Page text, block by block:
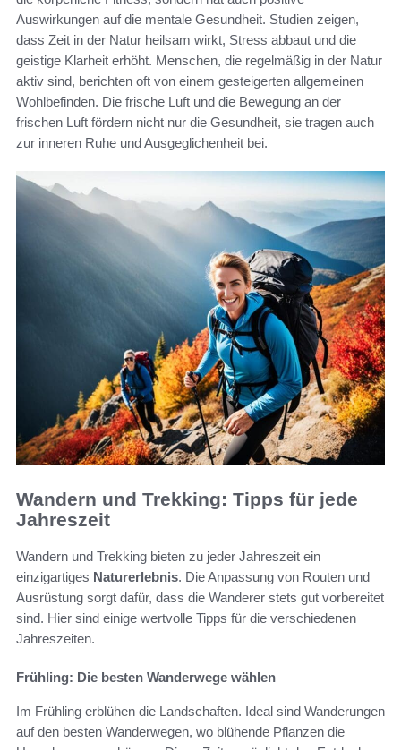
Auswirkungen auf die mentale Gesundheit. Studien zeigen,
dass Zeit in der Natur heilsam wirkt, Stress abbaut und die
geistige Klarheit erhöht. Menschen, die regelmäßig in der Natur
aktiv sind, berichten oft von einem gesteigerten allgemeinen
Wohlbefinden. Die frische Luft und die Bewegung an der
frischen Luft fördern nicht nur die Gesundheit, sie tragen auch
zur inneren Ruhe und Ausgeglichenheit bei.
Wandern und Trekking: Tipps für jede
Jahreszeit
Wandern und Trekking bieten zu jeder Jahreszeit ein
einzigartiges Naturerlebnis. Die Anpassung von Routen und
Ausrüstung sorgt dafür, dass die Wanderer stets gut vorbereitet
sind. Hier sind einige wertvolle Tipps für die verschiedenen
Jahreszeiten.
Frühling: Die besten Wanderwege wählen
Im Frühling erblühen die Landschaften. Ideal sind Wanderungen
auf den besten Wanderwegen, wo blühende Pflanzen die